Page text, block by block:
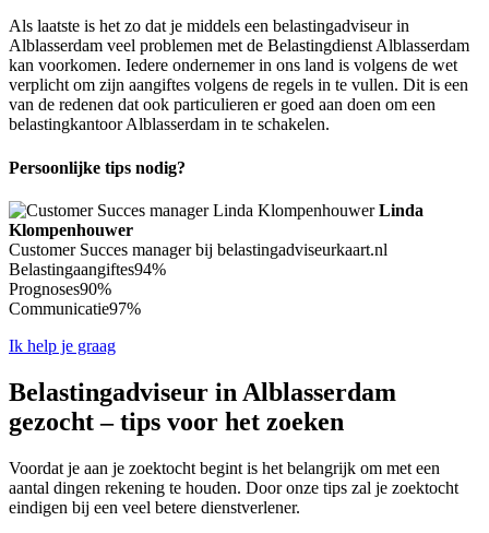
Als laatste is het zo dat je middels een belastingadviseur in
Alblasserdam veel problemen met de Belastingdienst Alblasserdam
kan voorkomen. Iedere ondernemer in ons land is volgens de wet
verplicht om zijn aangiftes volgens de regels in te vullen. Dit is een
van de redenen dat ook particulieren er goed aan doen om een
belastingkantoor Alblasserdam in te schakelen.
Persoonlijke tips nodig?
Linda
Klompenhouwer
Customer Succes manager bij belastingadviseurkaart.nl
Belastingaangiftes94%
Prognoses90%
Communicatie97%
Ik help je graag
Belastingadviseur in Alblasserdam
gezocht – tips voor het zoeken
Voordat je aan je zoektocht begint is het belangrijk om met een
aantal dingen rekening te houden. Door onze tips zal je zoektocht
eindigen bij een veel betere dienstverlener.